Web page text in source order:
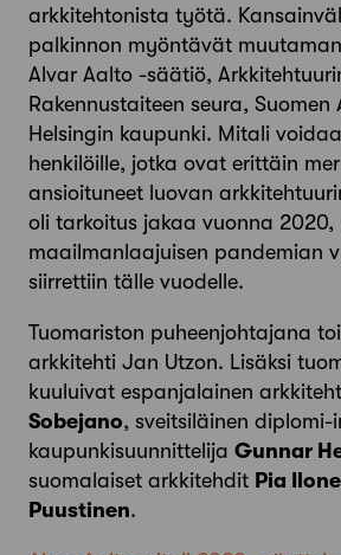
arkkitehtonista työtä.
palkinnon myöntävät
Alvar Aalto -säätiö,
Rakennustaiteen seura,
Helsingin kaupunki. Mitali
henkilöille, jotka ovat erittäin
ansioituneet luovan
oli tarkoitus jakaa vuonna 2020,
maailmanlaajuisen pandemian
siirrettiin tälle vuodelle.
Tuomariston puheenjohtajana
arkkitehti Jan Utzon. Lisäksi
kuuluivat espanjalainen
Sobejano, sveitsiläinen diplomi-
kaupunkisuunnittelija Gunnar
suomalaiset arkkitehdit Pia
Puustinen.